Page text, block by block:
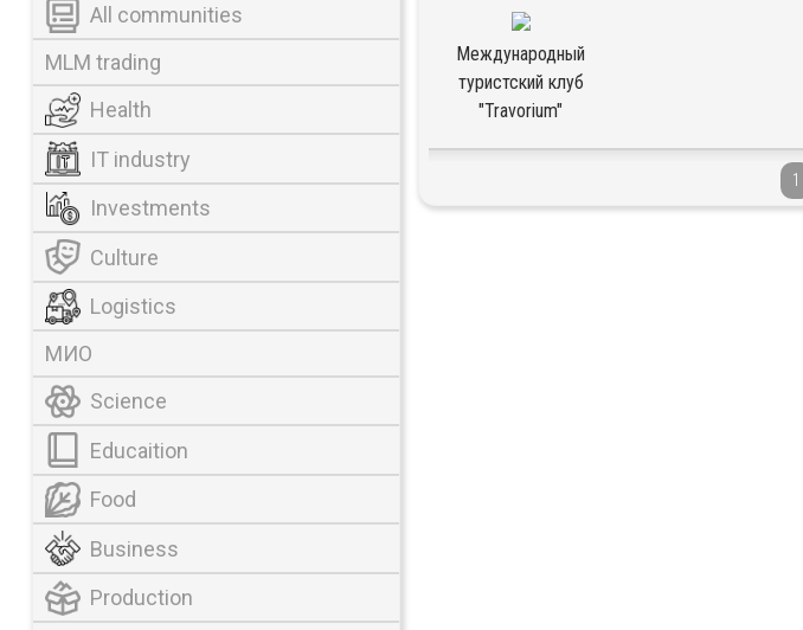
All communities
MLM trading
Health
IT industry
Investments
Culture
Logistics
МИО
Science
Educaition
Food
Business
Production
Международный
туристский клуб
"Travorium"
1